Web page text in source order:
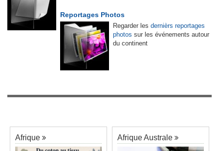
Reportages Photos
Regarder les dernièrs reportages
photos sur les événements autour
du continent
Afrique Afrique Australe